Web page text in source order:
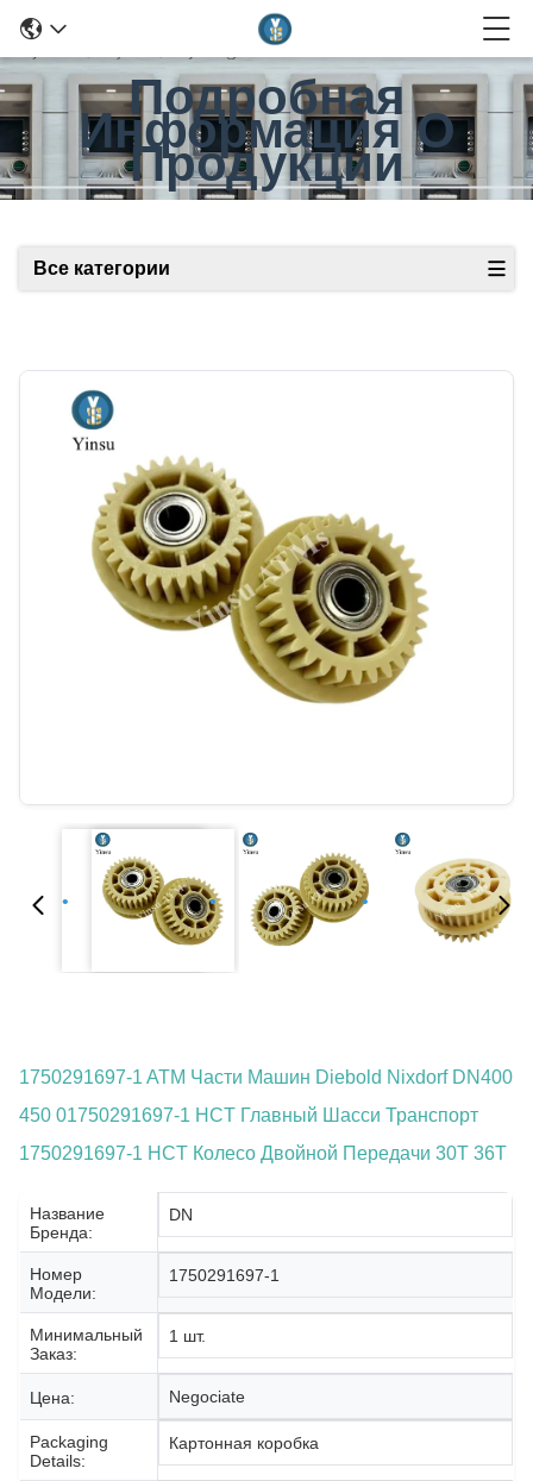
Подробная
Информация О
Продукции
Все категории
1750291697-1 ATM Части Машин Diebold Nixdorf DN400
450 01750291697-1 HCT Главный Шасси Транспорт
1750291697-1 HCT Колесо Двойной Передачи 30T 36T
Название
Бренда:
DN
Номер
Модели:
1750291697-1
Минимальный
Заказ:
1 шт.
Цена: Negociate
Packaging
Details:
Картонная коробка